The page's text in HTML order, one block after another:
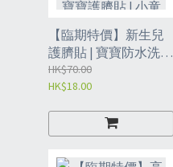
【臨期特價】新生兒
護臍貼 | 寶寶防水洗澡
肚臍貼 | 透氣游泳膚貼
| 嬰幼兒臍帶貼 | 初生
護臍便利貼 - 【藍色】
升級矽凝膠PU防水貼
（OCJ）
HK$70.00
HK$18.00